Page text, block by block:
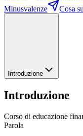
Minusvalenze
Cosa
Introduzione
Introduzione
Corso di educazione
Parola